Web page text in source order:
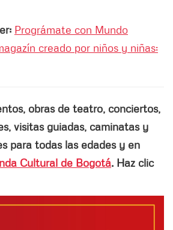
Prográmate con Mundo
creado por niños y niñas:
obras de teatro, conciertos,
visitas guiadas, caminatas y
para todas las edades y en
Cultural de Bogotá. Haz clic